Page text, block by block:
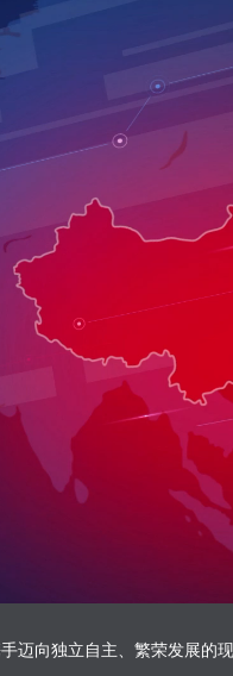
迈向独立自主、繁荣发展的